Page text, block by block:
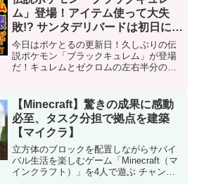
ねる 再生時...
ム」登場！アイテム使って大失
敗!? サンタデリバードは初日に
GETだぜ！ ポケとる実況
今日はポケとるの更新日！久しぶりの伝
説ポケモン「ブラックキュレム」が登場
だ！キュレムとゼクロムの左右半分の強
インかかるので一気に決めようと思った
ら大ポカしちゃったぜ...
【Minecraft】驚きの成果に感動
必至、タスク分担で拠点を建築
【マイクラ】
立方体のブロックを配置しながらサバイ
バル生活を楽しむゲーム「Minecraft（マ
インクラフト）」を4人で遊ぶ チャンネ